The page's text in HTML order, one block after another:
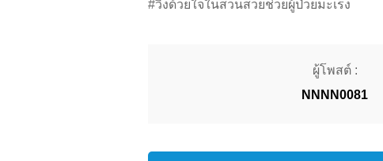
#วิ่งด้วยใจในสวนสวยช่วยผู้ป่วยมะเร็ง
ผู้โพสต์ :
NNNN0081